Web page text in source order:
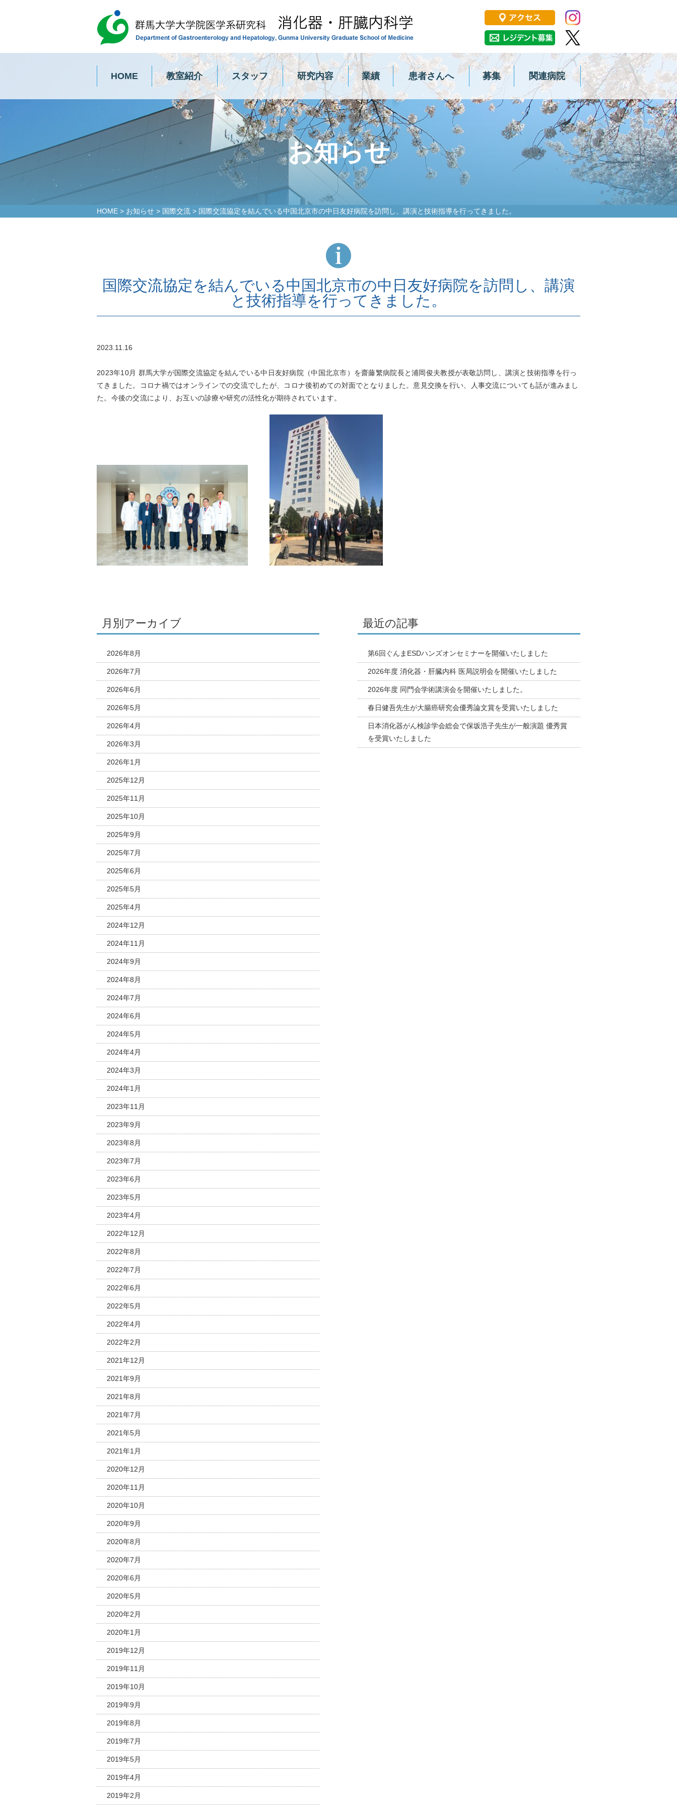
群馬大学大学院医学系研究科 消化器・
HOME 教室紹介 スタッフ 研究内容 業績 患者さんへ 募集 関連病院
お知らせ
HOME > お知らせ > 国際交流 > 国際交流協定を結んでいる中国北京市の中日友好病院を訪問し、講演と技術指導を行ってきました。
国際交流協定を結んでいる中国北京市の中日友好病院を訪問し、講演
と技術指導を行ってきました。
2023.11.16
2023年10月 群馬大学が国際交流協定を結んでいる中日友好病院（中国北京市）を齋藤繁病院長と浦岡俊夫教授が表敬訪問し、講演と技術指導を行っ
てきました。コロナ禍ではオンラインでの交流でしたが、コロナ後初めての対面でとなりました。意見交換を行い、人事交流についても話が進みまし
た。今後の交流により、お互いの診療や研究の活性化が期待されています。
月別アーカイブ
2026年8月
2026年7月
2026年6月
2026年5月
2026年4月
2026年3月
2026年1月
2025年12月
2025年11月
2025年10月
2025年9月
2025年7月
2025年6月
2025年5月
2025年4月
2024年12月
2024年11月
2024年9月
2024年8月
2024年7月
2024年6月
2024年5月
2024年4月
2024年3月
2024年1月
2023年11月
2023年9月
2023年8月
2023年7月
2023年6月
2023年5月
2023年4月
2022年12月
2022年8月
2022年7月
2022年6月
2022年5月
2022年4月
2022年2月
2021年12月
2021年9月
2021年8月
2021年7月
2021年5月
2021年1月
2020年12月
2020年11月
2020年10月
2020年9月
2020年8月
2020年7月
2020年6月
2020年5月
2020年2月
2020年1月
2019年12月
2019年11月
2019年10月
2019年9月
2019年8月
2019年7月
2019年5月
2019年4月
2019年2月
最近の記事
第6回ぐんまESDハンズオンセミナーを開催いたしました
2026年度 消化器・肝臓内科 医局説明会を開催いたしました
2026年度 同門会学術講演会を開催いたしました。
春日健吾先生が大腸癌研究会優秀論文賞を受賞いたしました
日本消化器がん検診学会総会で保坂浩子先生が一般演題 優秀賞
を受賞いたしました